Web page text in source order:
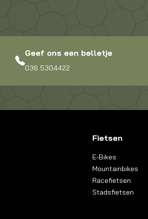
Geef ons een belletje
036 5304422
Fietsen
E-Bikes
Mountainbikes
Racefietsen
Stadsfietsen